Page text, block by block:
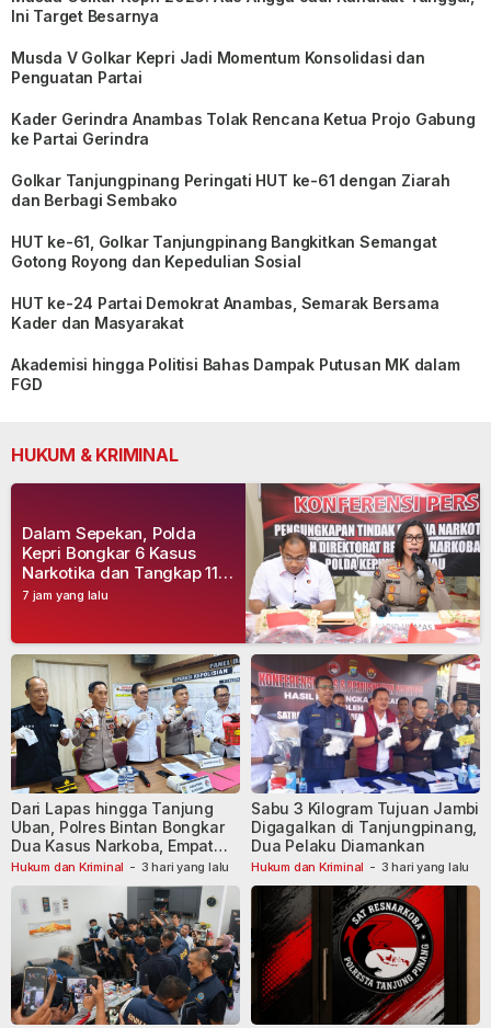
Ini Target Besarnya
Musda V Golkar Kepri Jadi Momentum Konsolidasi dan
Penguatan Partai
Kader Gerindra Anambas Tolak Rencana Ketua Projo Gabung
ke Partai Gerindra
Golkar Tanjungpinang Peringati HUT ke-61 dengan Ziarah
dan Berbagi Sembako
HUT ke-61, Golkar Tanjungpinang Bangkitkan Semangat
Gotong Royong dan Kepedulian Sosial
HUT ke-24 Partai Demokrat Anambas, Semarak Bersama
Kader dan Masyarakat
Akademisi hingga Politisi Bahas Dampak Putusan MK dalam
FGD
HUKUM & KRIMINAL
7 jam yang lalu
Dalam Sepekan, Polda
Kepri Bongkar 6 Kasus
Narkotika dan Tangkap 11
Tersangka
Hukum dan Kriminal - 3 hari yang lalu
Dari Lapas hingga Tanjung
Uban, Polres Bintan Bongkar
Dua Kasus Narkoba, Empat
Tersangka Dibekuk
Hukum dan Kriminal - 3 hari yang lalu
Sabu 3 Kilogram Tujuan Jambi
Digagalkan di Tanjungpinang,
Dua Pelaku Diamankan